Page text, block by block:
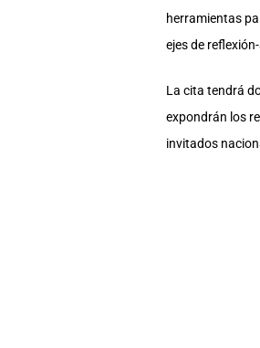
herramientas
ejes de
La cita tendrá
expondrán los
invitados